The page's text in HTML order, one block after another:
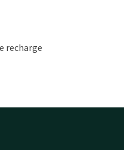
recharge